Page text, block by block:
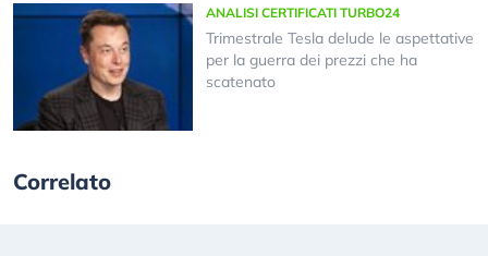
ANALISI CERTIFICATI TURBO24
Trimestrale Tesla delude le aspettative
per la guerra dei prezzi che ha
scatenato
Correlato